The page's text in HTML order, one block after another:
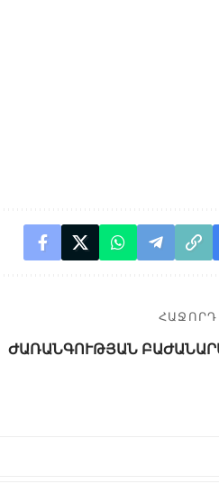
ՀԱՋՈՐԴ
ԺԱՌԱՆԳՈՒԹՅԱՆ